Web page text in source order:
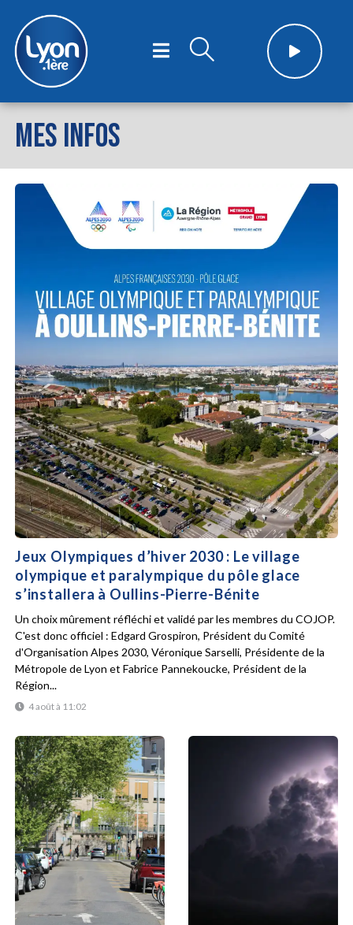
MES INFOS
Jeux Olympiques d’hiver 2030 : Le village
olympique et paralympique du pôle glace
s’installera à Oullins-Pierre-Bénite
4 août à 11:02
Un choix mûrement réfléchi et validé par les membres du COJOP.
C'est donc officiel : Edgard Grospiron, Président du Comité
d'Organisation Alpes 2030, Véronique Sarselli, Présidente de la
Métropole de Lyon et Fabrice Pannekoucke, Président de la
Région...